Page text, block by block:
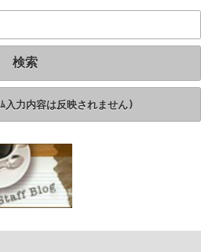
検索
入力内容は反映されません)